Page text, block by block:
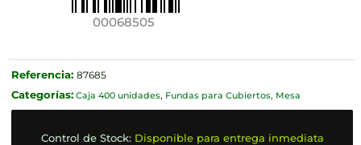
00068505
Referencia: 87685
Categorías: Caja 400 unidades, Fundas para Cubiertos, Mesa
Control de Stock: Disponible para entrega inmediata